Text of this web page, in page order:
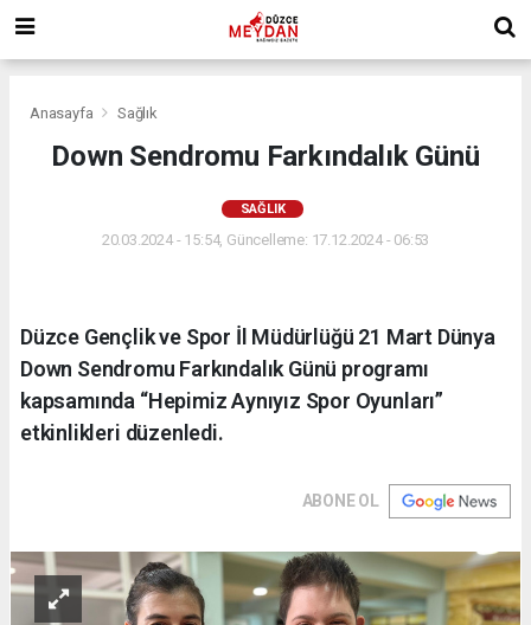
Anasayfa Sağlık
Down Sendromu Farkındalık Günü
SAĞLIK
20.03.2024 - 15:54, Güncelleme: 17.12.2024 - 06:53
Düzce Gençlik ve Spor İl Müdürlüğü 21 Mart Dünya
Down Sendromu Farkındalık Günü programı
kapsamında “Hepimiz Aynıyız Spor Oyunları”
etkinlikleri düzenledi.
ABONE OL